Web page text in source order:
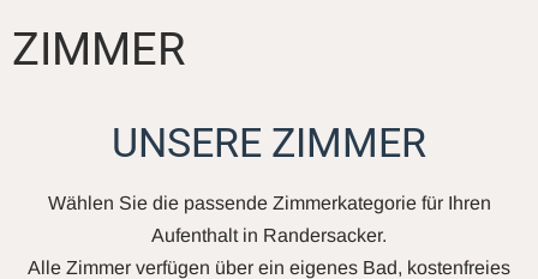
ZIMMER
UNSERE ZIMMER
Wählen Sie die passende Zimmerkategorie für Ihren
Aufenthalt in Randersacker.
Alle Zimmer verfügen über ein eigenes Bad, kostenfreies